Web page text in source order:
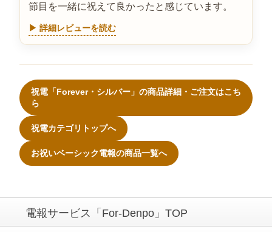
節目を一緒に祝えて良かったと感じています。
▶ 詳細レビューを読む
祝電「Forever・シルバー」の商品詳細・ご注文はこち
ら
祝電カテゴリトップへ
お祝いベーシック電報の商品一覧へ
電報サービス「For-Denpo」TOP